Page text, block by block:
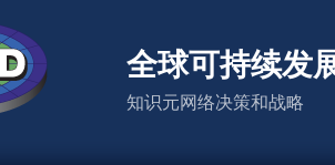
全球可持续发
知识元网络决策和战略